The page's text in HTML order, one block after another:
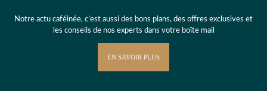
Notre actu caféinée, c’est aussi des bons plans, des offres exclusives et
les conseils de nos experts dans votre boîte mail
EN SAVOIR PLUS